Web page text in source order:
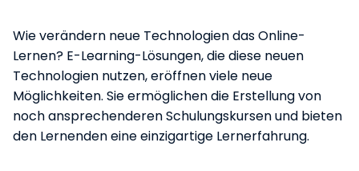
Wie verändern neue Technologien das Online-
Lernen? E-Learning-Lösungen, die diese neuen
Technologien nutzen, eröffnen viele neue
Möglichkeiten. Sie ermöglichen die Erstellung von
noch ansprechenderen Schulungskursen und bieten
den Lernenden eine einzigartige Lernerfahrung.